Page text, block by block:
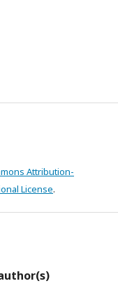
Attribution-
License.